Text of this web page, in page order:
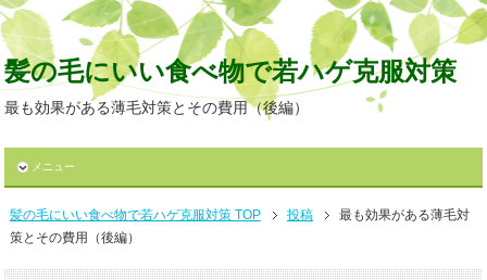
髪の毛にいい食べ物で若ハゲ克服対策
最も効果がある薄毛対策とその費用（後編）
メニュー
髪の毛にいい食べ物で若ハゲ克服対策 TOP 投稿
最も効果がある薄毛対
策とその費用（後編）